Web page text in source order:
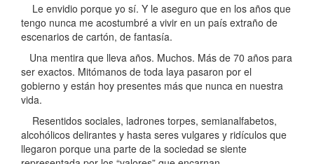
Le envidio porque yo sí. Y le aseguro que en los años que
tengo nunca me acostumbré a vivir en un país extraño de
escenarios de cartón, de fantasía.
Una mentira que lleva años. Muchos. Más de 70 años para
ser exactos. Mitómanos de toda laya pasaron por el
gobierno y están hoy presentes más que nunca en nuestra
vida.
Resentidos sociales, ladrones torpes, semianalfabetos,
alcohólicos delirantes y hasta seres vulgares y ridículos que
llegaron porque una parte de la sociedad se siente